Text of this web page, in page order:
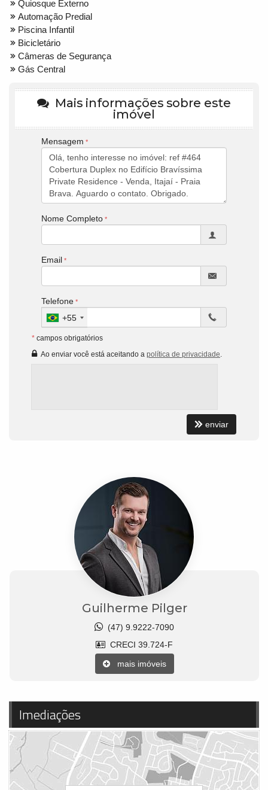
Quiosque Externo
Automação Predial
Piscina Infantil
Bicicletário
Câmeras de Segurança
Gás Central
Mais informações sobre este
imóvel
Mensagem
Nome Completo
Email
Telefone
+55
* campos obrigatórios
Ao enviar você está aceitando a política de privacidade
enviar
Guilherme Pilger
(47) 9.9222-7090
CRECI 39.724-F
mais imóveis
Imediações